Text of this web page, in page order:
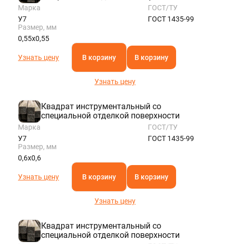
Марка
У7
ГОСТ/ТУ
ГОСТ 1435-99
Размер, мм
0,55х0,55
Узнать цену В корзину В корзину
Узнать цену
Квадрат инструментальный со
специальной отделкой поверхности
Марка
У7
ГОСТ/ТУ
ГОСТ 1435-99
Размер, мм
0,6х0,6
Узнать цену В корзину В корзину
Узнать цену
Квадрат инструментальный со
специальной отделкой поверхности